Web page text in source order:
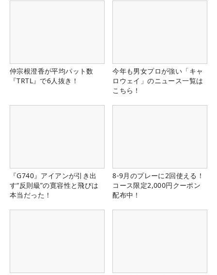
仲宗根澄香が平均パット数
『TRTL』で6人抜き！
今年も男女プロが強い「キャ
ロウェイ」のニュース一覧は
こちら！
『G740』アイアンが引き出
す“反則級”の寛容性と飛びは
本当だった！
8-9月のプレーに2回使える！
コース限定2,000円クーポン
配布中！